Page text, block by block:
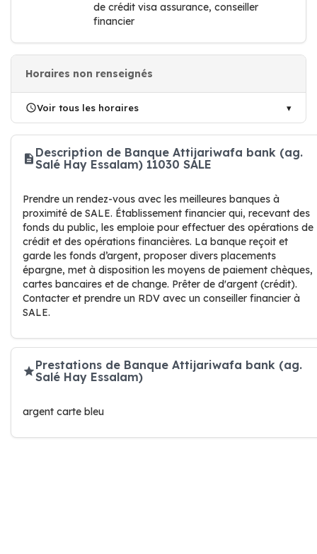
de crédit visa assurance, conseiller
financier
Horaires non renseignés
Voir tous les horaires
Description de Banque Attijariwafa bank (ag.
Salé Hay Essalam) 11030 SALE
Prendre un rendez-vous avec les meilleures banques à
proximité de SALE. Établissement financier qui, recevant des
fonds du public, les emploie pour effectuer des opérations de
crédit et des opérations financières. La banque reçoit et
garde les fonds d’argent, proposer divers placements
épargne, met à disposition les moyens de paiement chèques,
cartes bancaires et de change. Prêter de d'argent (crédit).
Contacter et prendre un RDV avec un conseiller financier à
SALE.
Prestations de Banque Attijariwafa bank (ag.
Salé Hay Essalam)
argent carte bleu